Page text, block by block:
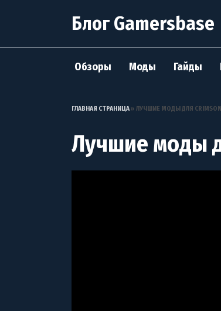
Блог Gamersbase
Обзоры Моды Гайды
ГЛАВНАЯ СТРАНИЦА» ЛУЧШИЕ МОДЫ ДЛЯ CRIMSON
Лучшие моды